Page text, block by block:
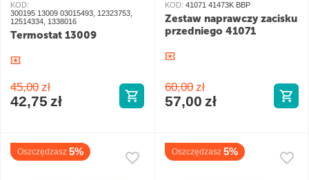
KOD:
300195 13009 03015493, 12323753,
12514334, 1338016
Termostat 13009
45,00 zł
42,75 zł
KOD: 41071 41473K BBP
Zestaw naprawczy zacisku
przedniego 41071
60,00 zł
57,00 zł
Oszczędzasz 5% Oszczędzasz 5%